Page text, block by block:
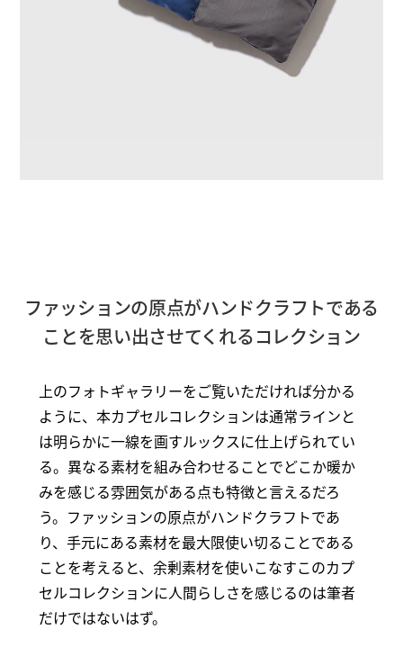
ファッションの原点がハンドクラフトである
ことを思い出させてくれるコレクション
上のフォトギャラリーをご覧いただければ分かる
ように、本カプセルコレクションは通常ラインと
は明らかに一線を画すルックスに仕上げられてい
る。異なる素材を組み合わせることでどこか暖か
みを感じる雰囲気がある点も特徴と言えるだろ
う。ファッションの原点がハンドクラフトであ
り、手元にある素材を最大限使い切ることである
ことを考えると、余剰素材を使いこなすこのカプ
セルコレクションに人間らしさを感じるのは筆者
だけではないはず。